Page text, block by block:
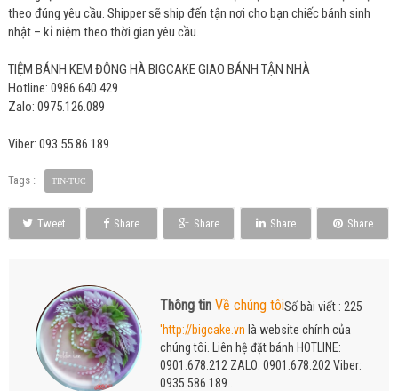
theo đúng yêu cầu. Shipper sẽ ship đến tận nơi cho bạn chiếc bánh sinh
nhật – kỉ niệm theo thời gian yêu cầu.
TIỆM BÁNH KEM ĐÔNG HÀ BIGCAKE GIAO BÁNH TẬN NHÀ
Hotline: 0986.640.429
Zalo: 0975.126.089
Viber: 093.55.86.189
Tags : TIN-TUC
Tweet Share Share Share Share
Thông tin Về chúng tôiSố bài viết : 225
'http://bigcake.vn là website chính của
chúng tôi. Liên hệ đặt bánh HOTLINE:
0901.678.212 ZALO: 0901.678.202 Viber:
0935.586.189..